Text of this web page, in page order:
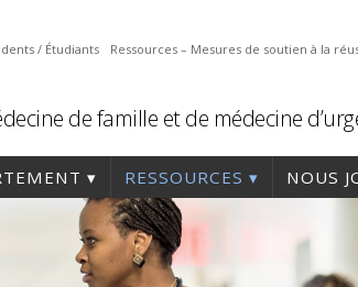
/ Étudiants Ressources – Mesures de soutien à la
de famille et de médecine
RESSOURCES NOUS